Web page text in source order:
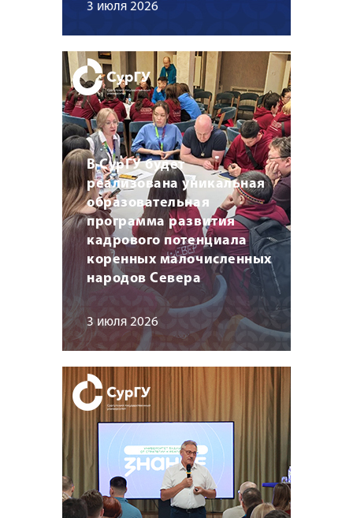
3 июля 2026
В СурГУ будет
реализована уникальная
образовательная
программа развития
кадрового потенциала
коренных малочисленных
народов Севера
3 июля 2026